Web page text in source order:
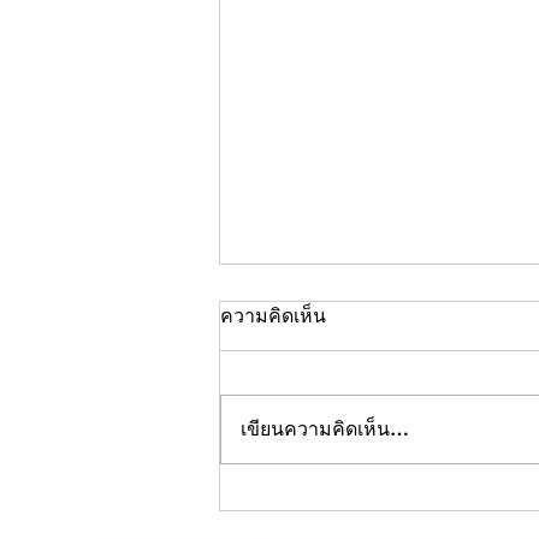
บริษัทรักษาความปลอดภัย คือ
ความคิดเห็น
เขียนความคิดเห็น…